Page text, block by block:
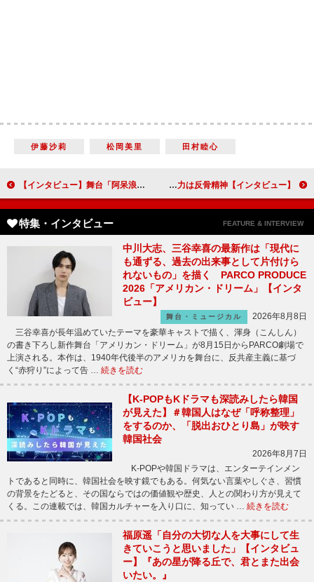
伊藤沙莉 松岡美里 田村睦心
【インタビュー】舞台「阿呆浪士」南沢奈央 喜劇に挑戦「自分の引き出しを増やしておきたい」 【インタビュー】ドラマ「来世ではちゃんとします」内田理央 特撮ヒーローに負けない活躍の原動力は反骨精神
特集・インタビュー FEATURE & INTERVIEW
中川大志、三谷幸喜の最新作は「現代に
も通ずる、過去の出来事として片付けら
れないもの」を描く PARCO PRODUCE
2026「アメリカン・ドリーム」【インタ
ビュー】
舞台・ミュージカル
2026年8月8日
三谷幸喜が長年温めていたテーマを豪華キャストで描く、渾身（こんしん）
の書き下ろし新作舞台「アメリカン・ドリーム」が8月15日からPARCO劇場で
上演される。本作は、1940年代後半のアメリカを舞台に、反共産主義に基づ
く“赤狩り”によって告 … 続きを読む
【K-POPもKドラマも深読みしたら韓国
が見えた】＃韓国人はなぜ「呼称整理」
をするのか、「脱出おひとり島」が映す
韓国社会
2026年8月7日
K-POPや韓国ドラマは、エンターテインメン
トであると同時に、韓国社会を映す鏡でもある。何気ない言葉やしぐさ、習慣
の背景をたどると、その国ならではの価値観や歴史、人との関わり方が見えて
くる。この連載では、韓国カルチャーを入り口に、知ってい … 続きを読む
福原遥「自分の大切な人を大事にして生
きていこうと思いました」【インタビュ
ー】『あの星が降る丘で、君とまた出会
いたい。』